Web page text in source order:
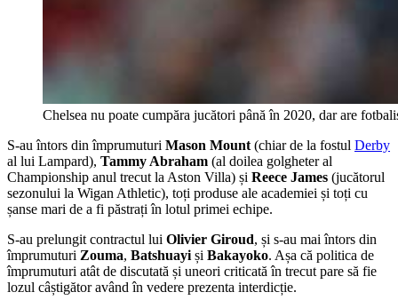
Chelsea nu poate cumpăra jucători până în 2020, dar are
S-au întors din împrumuturi Mason Mount (chiar de la fostul Derby
al lui Lampard), Tammy Abraham (al doilea golgheter al
Championship anul trecut la Aston Villa) și Reece James (jucătorul
sezonului la Wigan Athletic), toți produse ale academiei și toți cu
șanse mari de a fi păstrați în lotul primei echipe.
S-au prelungit contractul lui Olivier Giroud, și s-au mai întors din
împrumuturi Zouma, Batshuayi și Bakayoko. Așa că politica de
împrumuturi atât de discutată și uneori criticată în trecut pare să fie
lozul câștigător având în vedere prezenta interdicție.